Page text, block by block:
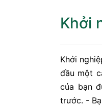
Khởi
Khởi
đầu một
của bạn
trước. -